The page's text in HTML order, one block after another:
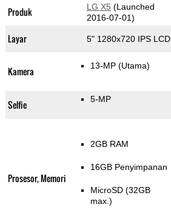
Produk LG X5 (Launched
2016-07-01)
Layar 5" 1280x720 IPS LCD
Kamera 13-MP (Utama)
Selfie 5-MP
Prosesor, Memori
2GB RAM
16GB Penyimpanan
MicroSD (32GB
max.)